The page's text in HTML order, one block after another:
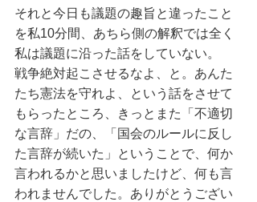
それと今日も議題の趣旨と違ったこと
を私10分間、あちら側の解釈では全く
私は議題に沿った話をしていない。
戦争絶対起こさせるなよ、と。あんた
たち憲法を守れよ、という話をさせて
もらったところ、きっとまた「不適切
な言辞」だの、「国会のルールに反し
た言辞が続いた」ということで、何か
言われるかと思いましたけど、何も言
われませんでした。ありがとうござい